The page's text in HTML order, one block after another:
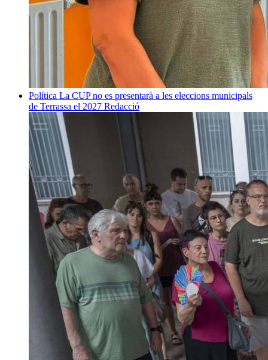
Política La CUP no es presentarà a les eleccions municipals
de Terrassa el 2027 Redacció